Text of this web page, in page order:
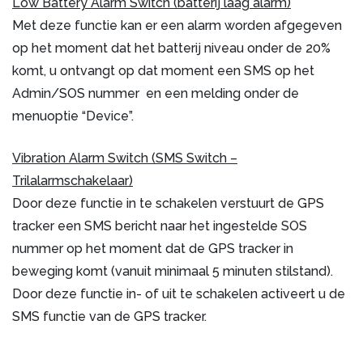
Met deze functie kan er een alarm worden afgegeven
op het moment dat het batterij niveau onder de 20%
komt, u ontvangt op dat moment een SMS op het
Admin/SOS nummer en een melding onder de
menuoptie “Device”.
Vibration Alarm Switch (SMS Switch –
Trilalarmschakelaar)
Door deze functie in te schakelen verstuurt de GPS
tracker een SMS bericht naar het ingestelde SOS
nummer op het moment dat de GPS tracker in
beweging komt (vanuit minimaal 5 minuten stilstand).
Door deze functie in- of uit te schakelen activeert u de
SMS functie van de GPS tracker.